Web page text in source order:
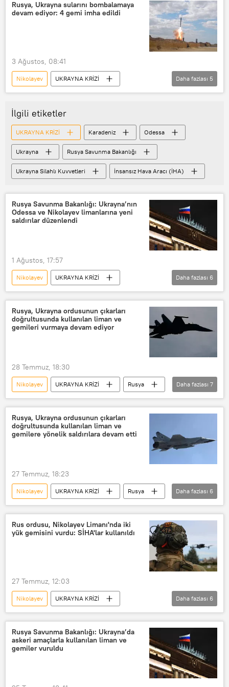
Rus Silahlı Kuvvetleri
Ukrayna Silahlı Kuvvetleri
Ukrayna
Rusya, Ukrayna sularını bombalamaya
devam ediyor: 4 gemi imha edildi
3 Ağustos, 08:41
Nikolayev
UKRAYNA KRİZİ
Ukrayna
Rusya
Karadeniz
Rusya Silahlı Kuvvetleri
Rusya Savunma Bakanlığı
Rus ordusu
Daha fazlası 5
İlgili etiketler
UKRAYNA KRİZİ Karadeniz Odessa
Ukrayna Rusya Savunma Bakanlığı
Ukrayna Silahlı Kuvvetleri İnsansız Hava Aracı (İHA)
Rusya Savunma Bakanlığı: Ukrayna’nın
Odessa ve Nikolayev limanlarına yeni
saldırılar düzenlendi
1 Ağustos, 17:57
Nikolayev
UKRAYNA KRİZİ
Rusya Savunma Bakanlığı
Ukrayna
Odessa
Liman
Rus Silahlı Kuvvetleri
Daha fazlası 6
Rusya, Ukrayna ordusunun çıkarları
doğrultusunda kullanılan liman ve
gemileri vurmaya devam ediyor
28 Temmuz, 18:30
Nikolayev UKRAYNA KRİZİ
Rusya
Rusya Savunma Bakanlığı
Ukrayna
Odessa
Ukrayna Silahlı Kuvvetleri
Rus Silahlı Kuvvetleri
Ukrayna ordusu
Daha fazlası 7
Rusya, Ukrayna ordusunun çıkarları
doğrultusunda kullanılan liman ve
gemilere yönelik saldırılara devam etti
27 Temmuz, 18:23
Nikolayev UKRAYNA KRİZİ
Rusya
Rusya Savunma Bakanlığı
Rus Silahlı Kuvvetleri
Ukrayna
Ukrayna ordusu
Odessa
Daha fazlası 6
Rus ordusu, Nikolayev Limanı'nda iki
yük gemisini vurdu: SİHA'lar kullanıldı
27 Temmuz, 12:03
Nikolayev
UKRAYNA KRİZİ
Ukrayna
Rusya Savunma Bakanlığı
Rusya Silahlı Kuvvetleri
Rus ordusu
Liman
SİHA Rusya
Daha fazlası 6
Rusya Savunma Bakanlığı: Ukrayna’da
askeri amaçlarla kullanılan liman ve
gemiler vuruldu